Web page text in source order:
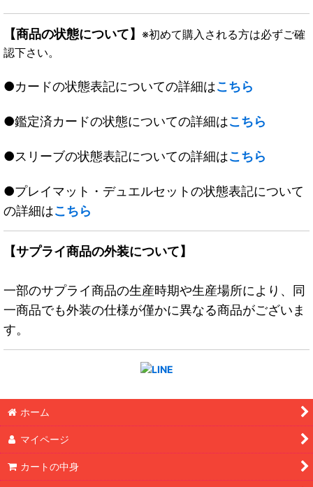
【商品の状態について】 ※初めて購入される方は必ずご確
認下さい。
●カードの状態表記についての詳細はこちら
●鑑定済カードの状態についての詳細はこちら
●スリーブの状態表記についての詳細はこちら
●プレイマット・デュエルセットの状態表記について
の詳細はこちら
【サプライ商品の外装について】
一部のサプライ商品の生産時期や生産場所により、同
一商品でも外装の仕様が僅かに異なる商品がございま
す。
ホーム
マイページ
カートの中身